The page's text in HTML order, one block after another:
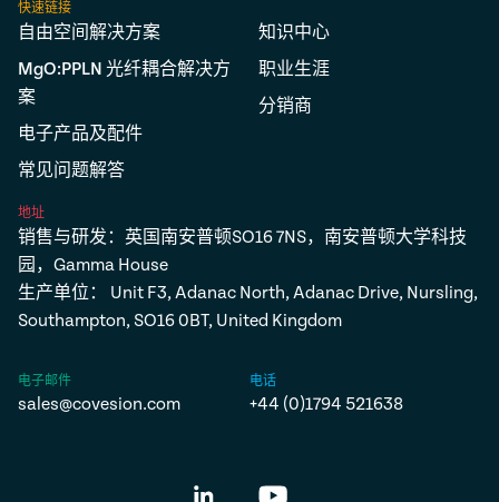
快速链接
自由空间解决方案
MgO:PPLN 光纤耦合解决方
案
电子产品及配件
常见问题解答
知识中心
职业生涯
分销商
地址
销售与研发：英国南安普顿SO16 7NS，南安普顿大学科技
园，Gamma House
生产单位： Unit F3, Adanac North, Adanac Drive, Nursling,
Southampton, SO16 0BT, United Kingdom
电子邮件
sales@covesion.com
电话
+44 (0)1794 521638